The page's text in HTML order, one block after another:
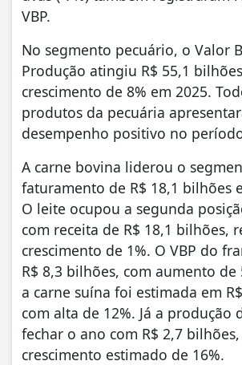
VBP.
No segmento pecuário, o Valor
Produção atingiu R$ 55,1
crescimento de 8% em 2025.
produtos da pecuária
desempenho positivo no
A carne bovina liderou o
faturamento de R$ 18,1 bilhões
O leite ocupou a segunda
com receita de R$ 18,1 bilhões,
crescimento de 1%. O VBP do
R$ 8,3 bilhões, com aumento
a carne suína foi estimada em
com alta de 12%. Já a produção
fechar o ano com R$ 2,7
crescimento estimado de 16%.